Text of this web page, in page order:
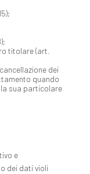
titolare (art.
dei
quando
sua particolare
e
dei dati violi